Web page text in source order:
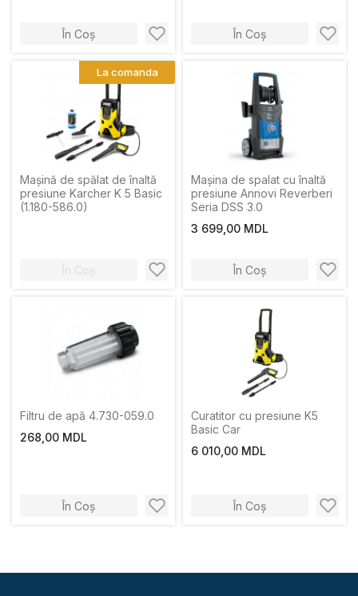
În Coș În Coș
Mașină de spălat de înaltă
presiune Karcher K 5 Basic
(1.180-586.0)
În Coș
La comanda
Maşina de spalat cu înaltă
presiune Annovi Reverberi
Seria DSS 3.0
3 699,00 MDL
În Coș
Filtru de apă 4.730-059.0
268,00 MDL
În Coș
Curatitor cu presiune K5
Basic Car
6 010,00 MDL
În Coș